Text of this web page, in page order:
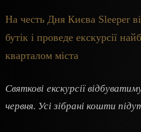
На честь Дня Києва Sleeper
бутік і проведе екскурсії
кварталом міста
Святкові екскурсії
червня. Усі зібрані кошти